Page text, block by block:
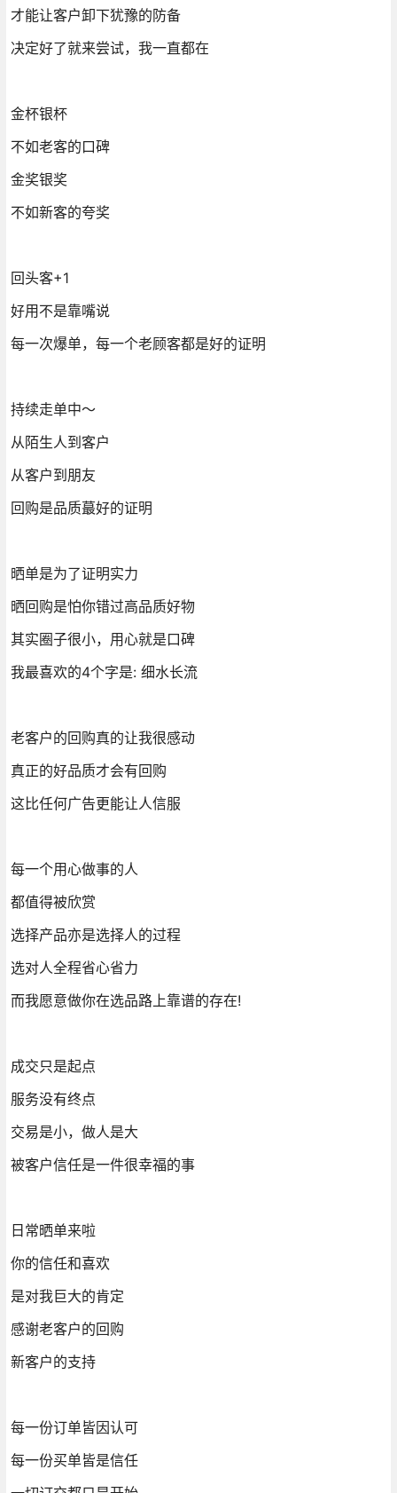
才能让客户卸下犹豫的防备
决定好了就来尝试，我一直都在
金杯银杯
不如老客的口碑
金奖银奖
不如新客的夸奖
回头客+1
好用不是靠嘴说
每一次爆单，每一个老顾客都是好的证明
持续走单中～
从陌生人到客户
从客户到朋友
回购是品质蕞好的证明
晒单是为了证明实力
晒回购是怕你错过高品质好物
其实圈子很小，用心就是口碑
我最喜欢的4个字是: 细水长流
老客户的回购真的让我很感动
真正的好品质才会有回购
这比任何广告更能让人信服
每一个用心做事的人
都值得被欣赏
选择产品亦是选择人的过程
选对人全程省心省力
而我愿意做你在选品路上靠谱的存在!
成交只是起点
服务没有终点
交易是小，做人是大
被客户信任是一件很幸福的事
日常晒单来啦
你的信任和喜欢
是对我巨大的肯定
感谢老客户的回购
新客户的支持
每一份订单皆因认可
每一份买单皆是信任